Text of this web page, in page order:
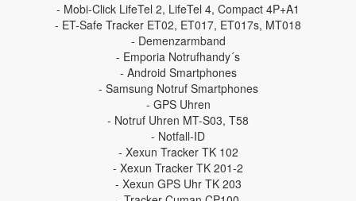
- Mobi-Click LifeTel 2, LifeTel 4, Compact 4P+A1
- ET-Safe Tracker ET02, ET017, ET017s, MT018
- Demenzarmband
- Emporia Notrufhandy´s
- Android Smartphones
- Samsung Notruf Smartphones
- GPS Uhren
- Notruf Uhren MT-S03, T58
- Notfall-ID
- Xexun Tracker TK 102
- Xexun Tracker TK 201-2
- Xexun GPS Uhr TK 203